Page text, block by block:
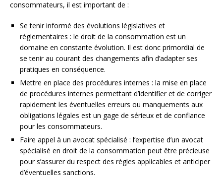
consommateurs, il est important de :
Se tenir informé des évolutions législatives et
réglementaires : le droit de la consommation est un
domaine en constante évolution. Il est donc primordial de
se tenir au courant des changements afin d’adapter ses
pratiques en conséquence.
Mettre en place des procédures internes : la mise en place
de procédures internes permettant d’identifier et de corriger
rapidement les éventuelles erreurs ou manquements aux
obligations légales est un gage de sérieux et de confiance
pour les consommateurs.
Faire appel à un avocat spécialisé : l’expertise d’un avocat
spécialisé en droit de la consommation peut être précieuse
pour s’assurer du respect des règles applicables et anticiper
d’éventuelles sanctions.